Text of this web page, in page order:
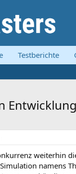
Testberichte
weiterhin
namens